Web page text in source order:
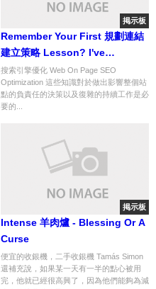
掲示板
Remember Your First 規劃連結
建立策略 Lesson? I've
Received Some Information...
搜索引擎優化 Web On Page SEO
Optimization 這些知識對於做出影響整個站
點的負責任的決策以及復雜的持續工作是必
要的...
掲示板
Intense 羊肉爐 - Blessing Or A
Curse
便宜的收銀機，二手收銀機 Tamás Simon
還補充說，如果某一天有一半的點心被用
完，他就已經很高興了，因為他們能夠為減